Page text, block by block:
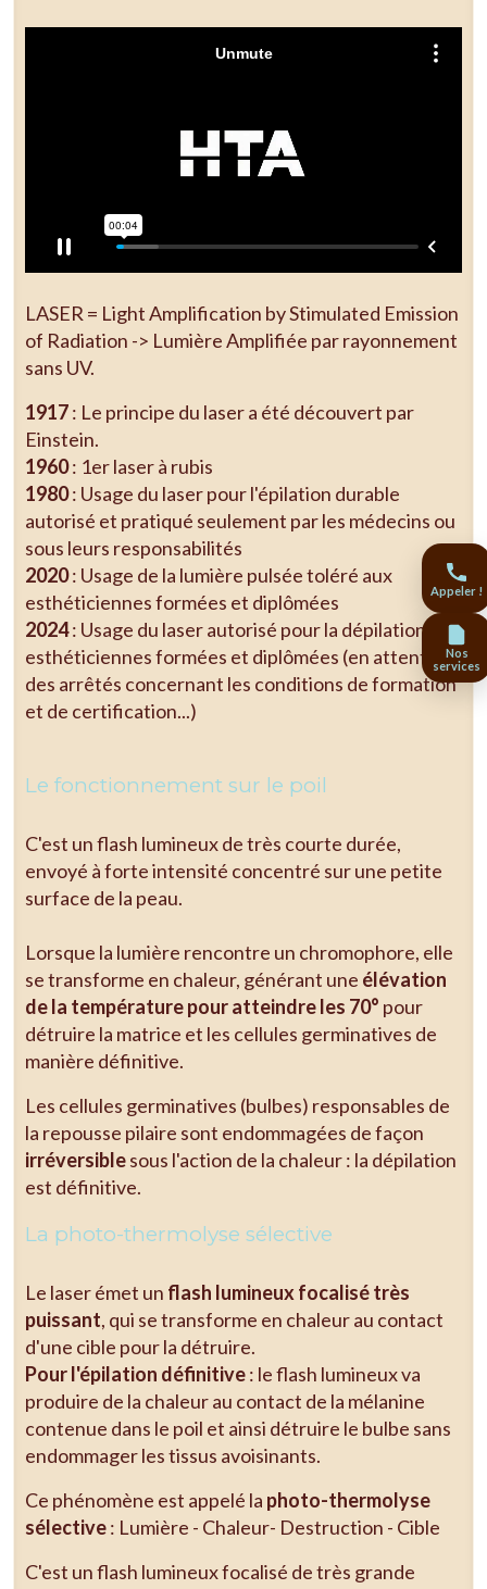
LASER = Light Amplification by Stimulated Emission
of Radiation -> Lumière Amplifiée par rayonnement
sans UV.
1917: Le principe du laser a été découvert par
Einstein.
1960: 1er laser à rubis
1980: Usage du laser pour l'épilation durable
autorisé et pratiqué seulement par les médecins ou
sous leurs responsabilités
2020: Usage de la lumière pulsée toléré aux
esthéticiennes formées et diplômées
2024: Usage du laser autorisé pour la dépilation aux
esthéticiennes formées et diplômées (en attente
des arrêtés concernant les conditions de formation
et de certification...)
Le fonctionnement sur le poil
C'est un flash lumineux de très courte durée,
envoyé à forte intensité concentré sur une petite
surface de la peau.
Lorsque la lumière rencontre un chromophore, elle
se transforme en chaleur, générant une élévation
de la température pour atteindre les 70° pour
détruire la matrice et les cellules germinatives de
manière définitive.
Les cellules germinatives (bulbes) responsables de
la repousse pilaire sont endommagées de façon
irréversiblesous l'action de la chaleur : la dépilation
est définitive.
La photo-thermolyse sélective
Le laser émet un flash lumineux focalisé très
puissant, qui se transforme en chaleur au contact
d'une cible pour la détruire.
Pour l'épilation définitive: le flash lumineux va
produire de la chaleur au contact de la mélanine
contenue dans le poil et ainsi détruire le bulbe sans
endommager les tissus avoisinants.
Ce phénomène est appelé la photo-thermolyse
sélective: Lumière - Chaleur- Destruction - Cible
C'est un flash lumineux focalisé de très grande
Appeler !
Nos
services